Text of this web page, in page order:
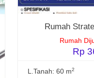
Rumah
Rumah
Rp
L.Tanah: 60 m2